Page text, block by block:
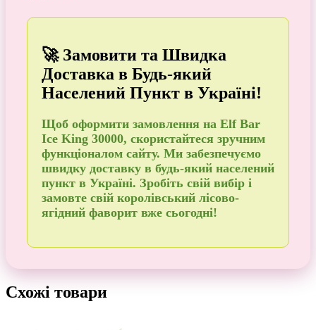
🚀 Замовити та Швидка
Доставка в Будь-який
Населений Пункт в Україні!
Щоб оформити замовлення на Elf Bar
Ice King 30000, скористайтеся зручним
функціоналом сайту. Ми забезпечуємо
швидку доставку в будь-який населений
пункт в Україні. Зробіть свій вибір і
замовте свій королівський лісово-
ягідний фаворит вже сьогодні!
Схожі товари